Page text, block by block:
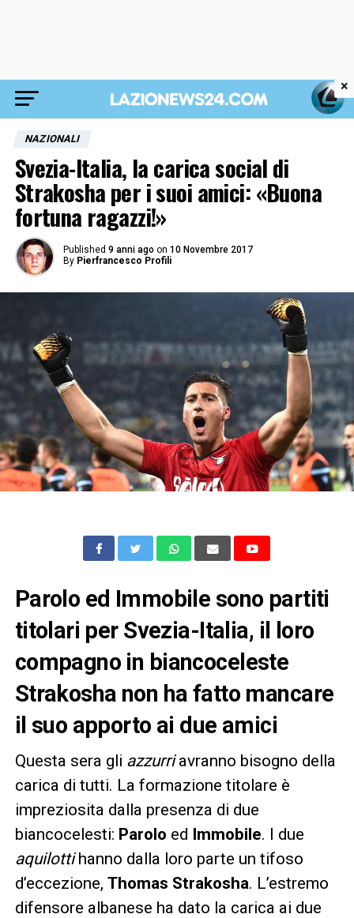
NAZIONALI
Svezia-Italia, la carica social di
Strakosha per i suoi amici: «Buona
fortuna ragazzi!»
Published 9 anni ago on 10 Novembre 2017
By Pierfrancesco Profili
Parolo ed Immobile sono partiti
titolari per Svezia-Italia, il loro
compagno in biancoceleste
Strakosha non ha fatto mancare
il suo apporto ai due amici
Questa sera gli azzurriavranno bisogno della
carica di tutti. La formazione titolare è
impreziosita dalla presenza di due
biancocelesti: Parolo ed Immobile. I due
aquilottihanno dalla loro parte un tifoso
d’eccezione, Thomas Strakosha. L’estremo
difensore albanese ha dato la carica ai due
×